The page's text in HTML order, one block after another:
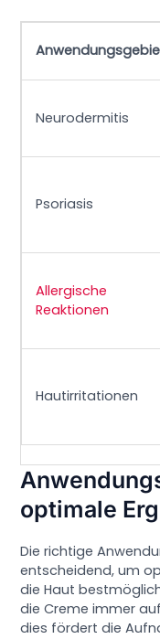
Neurodermitis
Psoriasis
Allergische
Reaktionen
Hautirritationen
optimale
Die richtige
entscheidend, um
die Haut
die Creme immer auf
dies fördert die